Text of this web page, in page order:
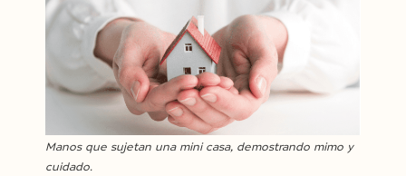
Manos que sujetan una mini casa, demostrando mimo y
cuidado.